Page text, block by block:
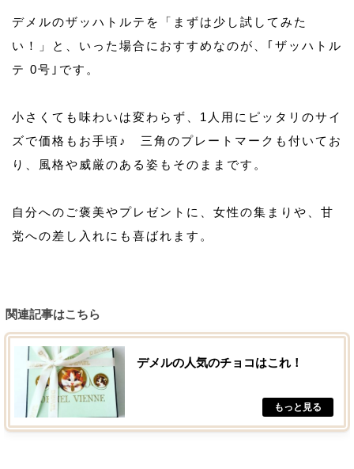
デメルのザッハトルテを「まずは少し試してみた
い！」と、いった場合におすすめなのが、｢ザッハトル
テ 0号｣です。
小さくても味わいは変わらず、1人用にピッタリのサイ
ズで価格もお手頃♪ 三角のプレートマークも付いてお
り、風格や威厳のある姿もそのままです。
自分へのご褒美やプレゼントに、女性の集まりや、甘
党への差し入れにも喜ばれます。
関連記事はこちら
デメルの人気のチョコはこれ！